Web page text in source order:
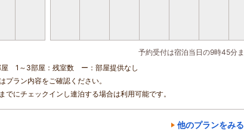
予約受付は宿泊当日の9時45分
1～3部屋：残室数 ー：部屋提供なし
ラン内容をご確認ください。
にチェックインし連泊する場合は利用可能です。
他のプランをみる